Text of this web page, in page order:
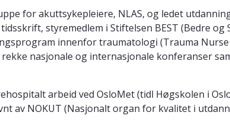
for akuttsykepleiere, NLAS, og ledet
styremedlem i Stiftelsen BEST (Bedre og
innenfor traumatologi (Trauma Nurse
nasjonale og internasjonale konferanser
arbeid ved OsloMet (tidl Høgskolen i
av NOKUT (Nasjonalt organ for kvalitet i